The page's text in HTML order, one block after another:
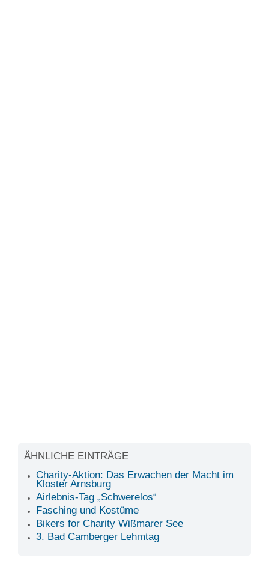
ÄHNLICHE EINTRÄGE
Charity-Aktion: Das Erwachen der Macht im
Kloster Arnsburg
Airlebnis-Tag „Schwerelos“
Fasching und Kostüme
Bikers for Charity Wißmarer See
3. Bad Camberger Lehmtag